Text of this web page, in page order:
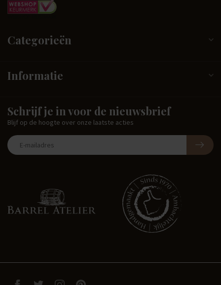
Categorieën
Informatie
Schrijf je in voor de nieuwsbrief
Blijf op de hoogte over onze laatste acties